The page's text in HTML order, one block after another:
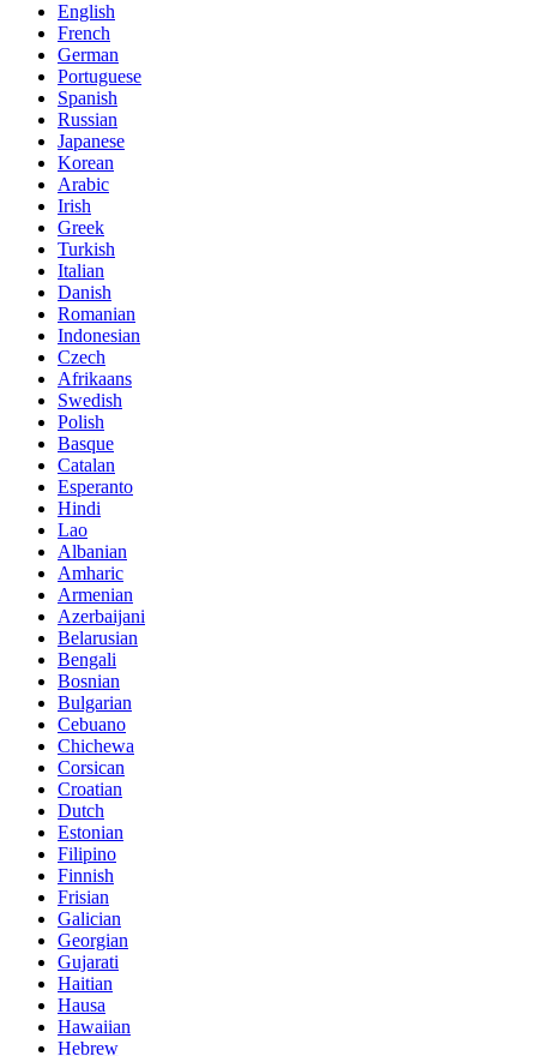
English
French
German
Portuguese
Spanish
Russian
Japanese
Korean
Arabic
Irish
Greek
Turkish
Italian
Danish
Romanian
Indonesian
Czech
Afrikaans
Swedish
Polish
Basque
Catalan
Esperanto
Hindi
Lao
Albanian
Amharic
Armenian
Azerbaijani
Belarusian
Bengali
Bosnian
Bulgarian
Cebuano
Chichewa
Corsican
Croatian
Dutch
Estonian
Filipino
Finnish
Frisian
Galician
Georgian
Gujarati
Haitian
Hausa
Hawaiian
Hebrew